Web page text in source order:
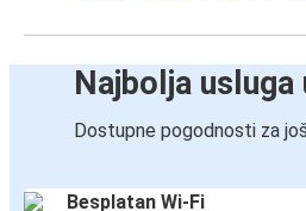
Najbolja usluga
Dostupne pogodnosti za
Besplatan Wi-Fi